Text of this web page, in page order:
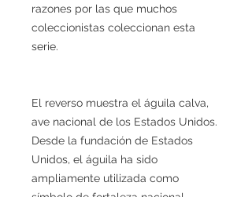
razones por las que muchos
coleccionistas coleccionan esta
serie.
El reverso muestra el águila calva,
ave nacional de los Estados Unidos.
Desde la fundación de Estados
Unidos, el águila ha sido
ampliamente utilizada como